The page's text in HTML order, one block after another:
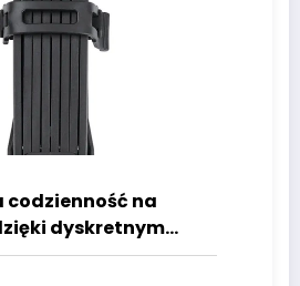
codzienność na
dyskretnym